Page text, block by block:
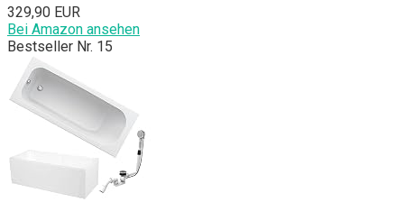
329,90 EUR
Bei Amazon ansehen
Bestseller Nr. 15